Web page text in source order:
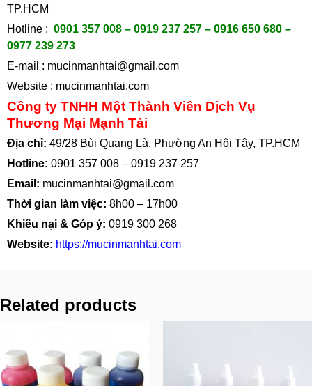
TP.HCM
Hotline : 0901 357 008 – 0919 237 257 – 0916 650 680 –
0977 239 273
E-mail : mucinmanhtai@gmail.com
Website : mucinmanhtai.com
Công ty TNHH Một Thành Viên Dịch Vụ
Thương Mại Mạnh Tài
Địa chỉ: 49/28 Bùi Quang Là, Phường An Hội Tây, TP.HCM
Hotline: 0901 357 008 – 0919 237 257
Email: mucinmanhtai@gmail.com
Thời gian làm việc: 8h00 – 17h00
Khiếu nại & Góp ý: 0919 300 268
Website: https://mucinmanhtai.com
Related products